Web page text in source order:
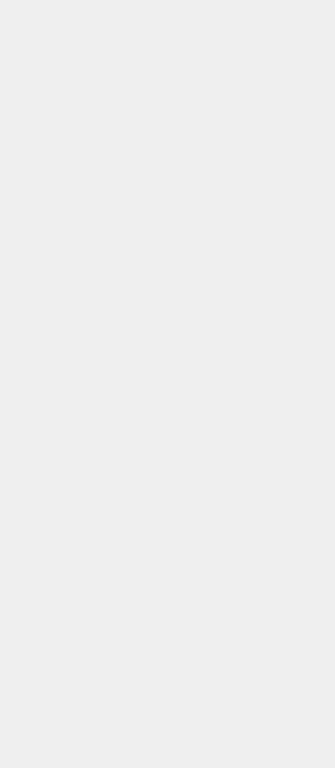
olumsuz etkiledi.(Kaynak:
1Ç24 sonuçları…
TL zarar açıkladı. Şirket
2,47mlr TL zarar elde etmişti.
yıllık %30 düşerek 34,50mlr
azalarak 24,91mlr TL’ye
FAVÖK %94 artarak
Cari dönemde net
TL’ye, sürdürülen
3,47mlr TL’ye ve net
1,25mlr TL’ye
(Kaynak: KAP)
TI>1Ç24 sonuçları…
TL zarar açıkladı. Şirket
290,5mn TL net kâr
yıllık %28 artarak 14,61mlr
artışla 12,97mlr TL’ye
yıllık %27